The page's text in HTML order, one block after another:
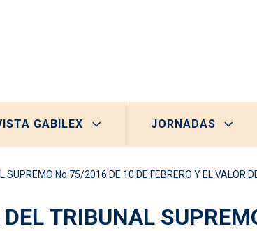
GABILEX JORNADAS
No 75/2016 DE 10 DE FEBRERO Y EL VALOR
TRIBUNAL